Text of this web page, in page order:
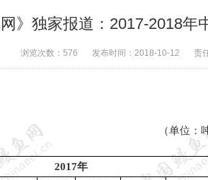
网》独家报道：2017-2018年
浏览次数： 576 发布时间： 2018-10-12 责
（单位：
2017年